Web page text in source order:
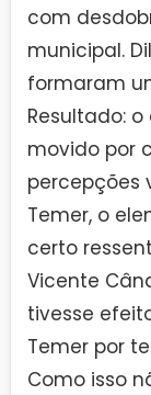
com
municipal.
formaram
Resultado:
movido por
percepções
Temer, o
certo
Vicente
tivesse
Temer por
Como isso